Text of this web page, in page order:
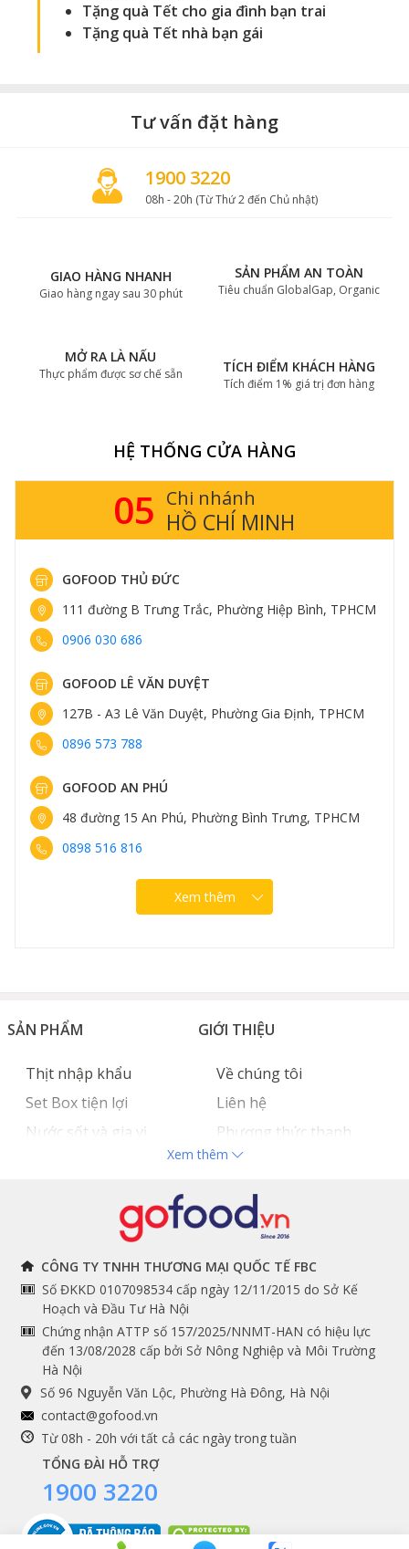
Tặng quà Tết cho gia đình bạn trai
Tặng quà Tết nhà bạn gái
Tư vấn đặt hàng
1900 3220
08h - 20h (Từ Thứ 2 đến Chủ nhật)
GIAO HÀNG NHANH
Giao hàng ngay sau 30 phút
SẢN PHẨM AN TOÀN
Tiêu chuẩn GlobalGap, Organic
MỞ RA LÀ NẤU
Thực phẩm được sơ chế sẵn TÍCH ĐIỂM KHÁCH HÀNG
Tích điểm 1% giá trị đơn hàng
HỆ THỐNG CỬA HÀNG
14 Chi nhánh
HÀ NỘI
GOFOOD THỤY KHUÊ
413 Thụy Khuê, Phường Tây Hồ, Hà Nội
0898 583 838
GOFOOD TRUNG KÍNH
161 Trung Kính, Phường Yên Hòa, Hà Nội
0898 582 828
GOFOOD NGUYỄN VĂN LỘC
96 Nguyễn Văn Lộc, Phường Hà Đông, Hà Nội
0889 307 308
Xem thêm
SẢN PHẨM
Thịt nhập khẩu
Set Box tiện lợi
Nước sốt và gia vị
GIỚI THIỆU
Về chúng tôi
Liên hệ
Phương thức thanh
toán
Tuyển dụng
THÔNG TIN
Chính sách và quy định
chung
Hướng dẫn đặt hàng
Cam kết chất lượng
THEO DÕI NGAY
Facebook
Instagram
Youtube
Tiktok
Shopee
DỊCH VỤ
Xem thêm
CÔNG TY TNHH THƯƠNG MẠI QUỐC TẾ FBC
Số ĐKKD 0107098534 cấp ngày 12/11/2015 do Sở Kế
Hoạch và Đầu Tư Hà Nội
Chứng nhận ATTP số 157/2025/NNMT-HAN có hiệu lực
đến 13/08/2028 cấp bởi Sở Nông Nghiệp và Môi Trường
Hà Nội
Số 96 Nguyễn Văn Lộc, Phường Hà Đông, Hà Nội
contact@gofood.vn
Từ 08h - 20h với tất cả các ngày trong tuần
TỔNG ĐÀI HỖ TRỢ
1900 3220